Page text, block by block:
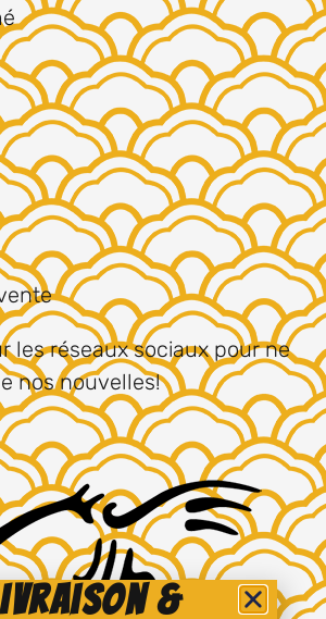
les réseaux sociaux pour ne
nos nouvelles!
&